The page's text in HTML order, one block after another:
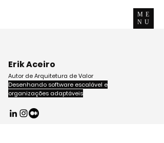
ME
NU
Erik Aceiro
Autor de Arquitetura de Valor
Desenhando software escalável e
organizações adaptáveis